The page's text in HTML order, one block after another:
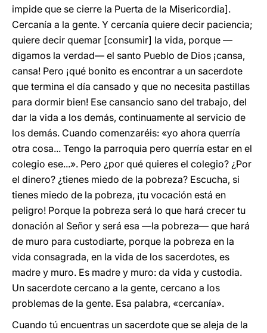
impide que se cierre la Puerta de la Misericordia].
Cercanía a la gente. Y cercanía quiere decir paciencia;
quiere decir quemar [consumir] la vida, porque —
digamos la verdad— el santo Pueblo de Dios ¡cansa,
cansa! Pero ¡qué bonito es encontrar a un sacerdote
que termina el día cansado y que no necesita pastillas
para dormir bien! Ese cansancio sano del trabajo, del
dar la vida a los demás, continuamente al servicio de
los demás. Cuando comenzaréis: «yo ahora querría
otra cosa... Tengo la parroquia pero querría estar en el
colegio ese...». Pero ¿por qué quieres el colegio? ¿Por
el dinero? ¿tienes miedo de la pobreza? Escucha, si
tienes miedo de la pobreza, ¡tu vocación está en
peligro! Porque la pobreza será lo que hará crecer tu
donación al Señor y será esa —la pobreza— que hará
de muro para custodiarte, porque la pobreza en la
vida consagrada, en la vida de los sacerdotes, es
madre y muro. Es madre y muro: da vida y custodia.
Un sacerdote cercano a la gente, cercano a los
problemas de la gente. Esa palabra, «cercanía».
Cuando tú encuentras un sacerdote que se aleja de la